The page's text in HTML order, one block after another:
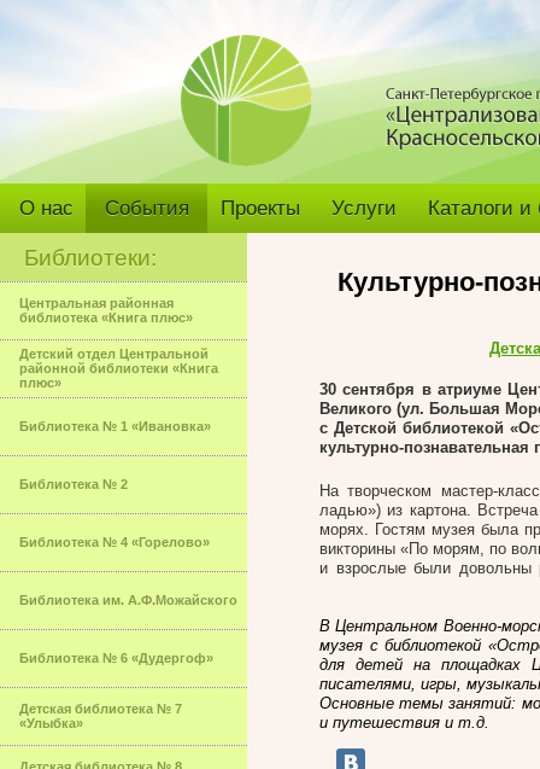
О нас События Проекты Услуги Каталоги
Библиотеки:
Центральная районная
библиотека «Книга плюс»
Детский отдел Центральной
районной библиотеки «Книга
плюс»
Библиотека № 1 «Ивановка»
Библиотека № 2
Библиотека № 4 «Горелово»
Библиотека им. А.Ф.Можайского
Библиотека № 6 «Дудергоф»
Детская библиотека № 7
«Улыбка»
Культурно-
30 сентября в атриуме
Великого (ул. Большая
с Детской библиотекой
культурно-
На творческом мастер-
ладью») из картона.
морях. Гостям музея была
викторины «По морям, по
и взрослые были довольны
В Центральном Военно-
музея с библиотекой
для детей на площадках
писателями, игры,
Основные темы занятий:
и путешествия и т.д.